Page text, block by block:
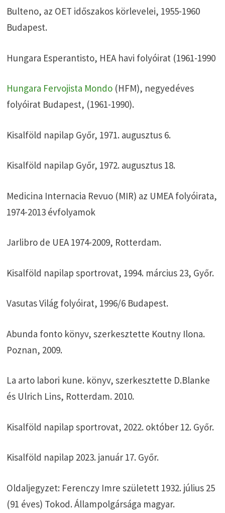
Bulteno, az OET időszakos körlevelei, 1955-1960
Budapest.
Hungara Esperantisto, HEA havi folyóirat (1961-1990
Hungara Fervojista Mondo(HFM), negyedéves
folyóirat Budapest, (1961-1990).
Kisalföld napilap Győr, 1971. augusztus 6.
Kisalföld napilap Győr, 1972. augusztus 18.
Medicina Internacia Revuo (MIR) az UMEA folyóirata,
1974-2013 évfolyamok
Jarlibro de UEA 1974-2009, Rotterdam.
Kisalföld napilap sportrovat, 1994. március 23, Győr.
Vasutas Világ folyóirat, 1996/6 Budapest.
Abunda fonto könyv, szerkesztette Koutny Ilona.
Poznan, 2009.
La arto labori kune. könyv, szerkesztette D.Blanke
és Ulrich Lins, Rotterdam. 2010.
Kisalföld napilap sportrovat, 2022. október 12. Győr.
Kisalföld napilap 2023. január 17. Győr.
Oldaljegyzet: Ferenczy Imre született 1932. július 25
(91 éves) Tokod. Állampolgársága magyar.